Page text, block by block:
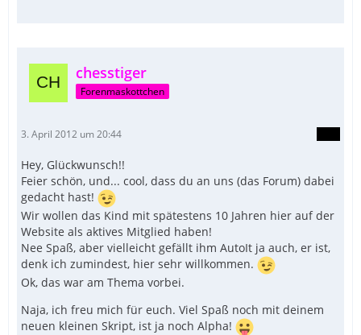
chesstiger
Forenmaskottchen
3. April 2012 um 20:44
Hey, Glückwunsch!!
Feier schön, und... cool, dass du an uns (das Forum) dabei
gedacht hast!
Wir wollen das Kind mit spätestens 10 Jahren hier auf der
Website als aktives Mitglied haben!
Nee Spaß, aber vielleicht gefällt ihm AutoIt ja auch, er ist,
denk ich zumindest, hier sehr willkommen.
Ok, das war am Thema vorbei.
Naja, ich freu mich für euch. Viel Spaß noch mit deinem
neuen kleinen Skript, ist ja noch Alpha!